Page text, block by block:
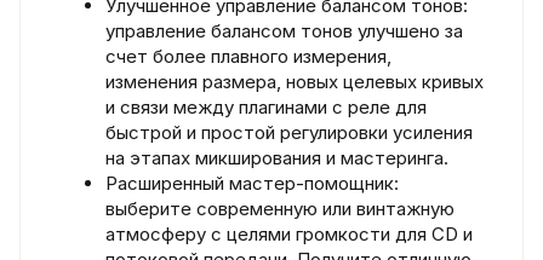
Улучшенное управление балансом тонов:
управление балансом тонов улучшено за
счет более плавного измерения,
изменения размера, новых целевых кривых
и связи между плагинами с реле для
быстрой и простой регулировки усиления
на этапах микширования и мастеринга.
Расширенный мастер-помощник:
выберите современную или винтажную
атмосферу с целями громкости для CD и